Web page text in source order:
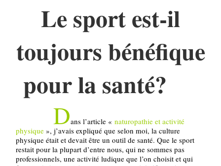
Le sport est-il
toujours bénéfique
pour la santé?
Dans l’article «naturopathie et activité
physique », j’avais expliqué que selon moi, la culture
physique était et devait être un outil de santé. Que le sport
restait pour la plupart d’entre nous, qui ne sommes pas
professionnels, une activité ludique que l’on choisit et qui